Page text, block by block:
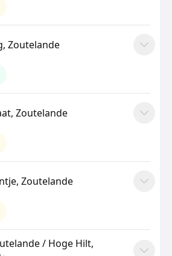
Zoutelande
Zoutelande
Zoutelande
/ Hoge Hilt,